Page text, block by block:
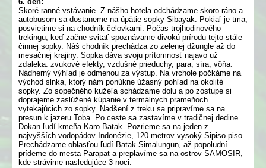
Skoré ranné vstávanie. Z nášho hotela odchádzame skoro ráno a
autobusom sa dostaneme na úpätie sopky Sibayak. Pokiaľ je tma,
posvietime si na chodník čelovkami. Počas trojhodinového
trekingu, keď začne svitať spoznávame divokú prírodu tejto stále
činnej sopky. Náš chodník prechádza zo zelenej džungle až do
mesačnej krajiny. Sopka dáva svoju prítomnosť najavo už
zďaleka: zvukové efekty, vzdušné prieduchy, para, síra, vôňa.
Nádherný výhľad je odmenou za výstup. Na vrchole počkáme na
východ slnka, ktorý nám ponúkne úžasný pohľad na okolité
sopky. Zo sopečného kužeľa schádzame dolu a po zostupe si
doprajeme zaslúžené kúpanie v termálnych prameňoch
vytekajúcich zo sopky. Nadšení z treku sa pripravíme sa na
presun k jazeru Toba. Po ceste sa zastavíme v tradičnej dedine
Dokan ľudí kmeňa Karo Batak. Pozrieme sa na jeden z
najvyšších vodopádov Indonézie, 120 metrov vysoký Sipiso-piso.
Prechádzame oblasťou ľudí Batak Simalungun, až popoludní
prídeme do mesta Parapat a preplavíme sa na ostrov SAMOSIR,
kde strávime nasledujúce 3 noci.